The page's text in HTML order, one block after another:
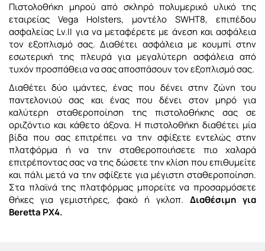
Πιστολοθήκη μηρού από σκληρό πολυμερικό υλικό της
εταιρείας Vega Holsters, μοντέλο SWHT8, επιπέδου
ασφαλείας Lv.II για να μεταφέρετε με άνεση και ασφάλεια
τον εξοπλισμό σας. Διαθέτει ασφάλεια με κουμπί στην
εσωτερική της πλευρά για μεγαλύτερη ασφάλεια από
τυχόν προσπάθεια να σας αποσπάσουν τον εξοπλισμό σας.
Διαθέτει δύο ιμάντες, ένας που δένει στην ζώνη του
παντελονιού σας και ένας που δένει στον μηρό για
καλύτερη σταθεροποίηση της πιστολοθήκης σας σε
οριζόντιο και κάθετο άξονα. Η πιστολοθήκη διαθέτει μία
βίδα που σας επιτρέπει να την σφίξετε εντελώς στην
πλατφόρμα ή να την σταθεροποιήσετε πιο χαλαρά
επιτρέποντας σας να της δώσετε την κλίση που επιθυμείτε
και πάλι μετά να την σφίξετε για μέγιστη σταθεροποίηση.
Στα πλαϊνά της πλατφόρμας μπορείτε να προσαρμόσετε
θήκες για γεμιστήρες, φακό ή γκλοπ. Διαθέσιμη για
Beretta PX4.